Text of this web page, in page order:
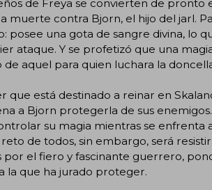
de Freya se convierten de pronto
muerte contra Bjorn, el hijo del jarl.
posee una gota de sangre divina, lo
ataque. Y se profetizó que una
de aquel para quien luchara la
que está destinado a reinar en
a Bjorn protegerla de sus
su magia mientras se enfrenta
de todos, sin embargo, será
por el fiero y fascinante guerrero,
la que ha jurado proteger.